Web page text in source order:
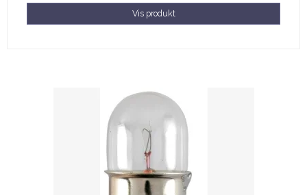
Vis produkt